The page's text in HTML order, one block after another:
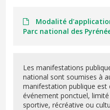
Modalité
Parc national des
Les manifestations
national sont soumises à
manifestation publique est
événement ponctuel,
sportive, récréative ou